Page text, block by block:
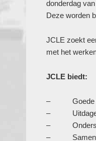
donderdag
Deze worden
JCLE zoekt
met het
JCLE biedt:
– Goede
– Uitdagende
–
–